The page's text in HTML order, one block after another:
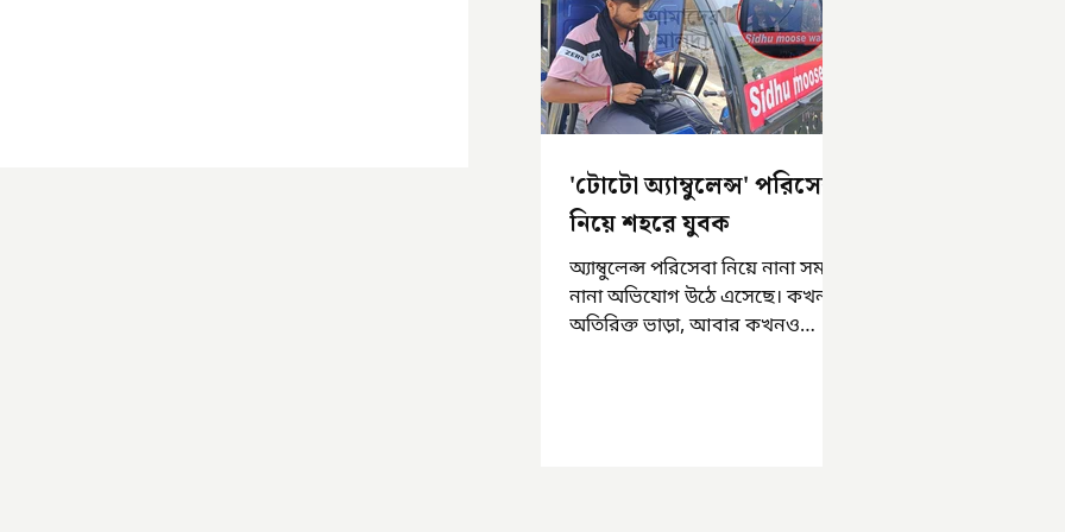
'টোটো অ্যাম্বুলেন্স' পরিসেবা
নিয়ে শহরে যুবক
অ্যাম্বুলেন্স পরিসেবা নিয়ে নানা সময়
নানা অভিযোগ উঠে এসেছে। কখনও
অতিরিক্ত ভাড়া, আবার কখনও